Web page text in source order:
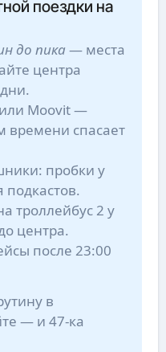
поездки на
до пика— места
центра
или Moovit —
времени спасает
пробки у
троллейбус 2 у
центра.
после 23:00
— и 47-ка